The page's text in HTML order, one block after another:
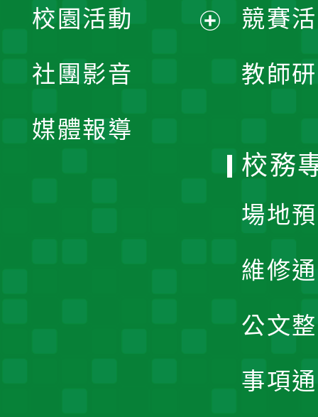
競賽
教師
開
校園活動
社團影音
媒體報導
校務
場地
維修
公文
事項